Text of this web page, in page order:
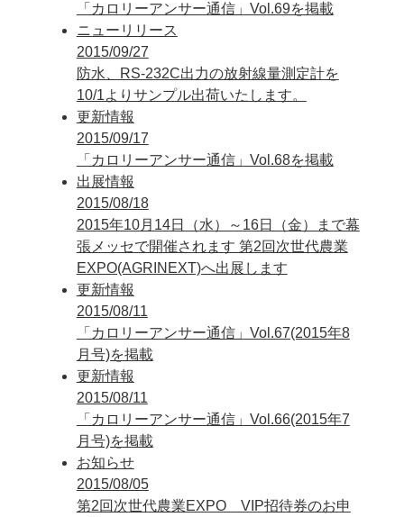
「カロリーアンサー通信」Vol.69を掲載
ニューリリース
2015/09/27
防水、RS-232C出力の放射線量測定計を
10/1よりサンプル出荷いたします。
更新情報
2015/09/17
「カロリーアンサー通信」Vol.68を掲載
出展情報
2015/08/18
2015年10月14日（水）～16日（金）まで幕
張メッセで開催されます 第2回次世代農業
EXPO(AGRINEXT)へ出展します
更新情報
2015/08/11
「カロリーアンサー通信」Vol.67(2015年8
月号)を掲載
更新情報
2015/08/11
「カロリーアンサー通信」Vol.66(2015年7
月号)を掲載
お知らせ
2015/08/05
第2回次世代農業EXPO VIP招待券のお申